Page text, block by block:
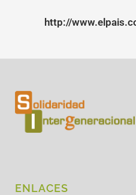
http://
ENLACES